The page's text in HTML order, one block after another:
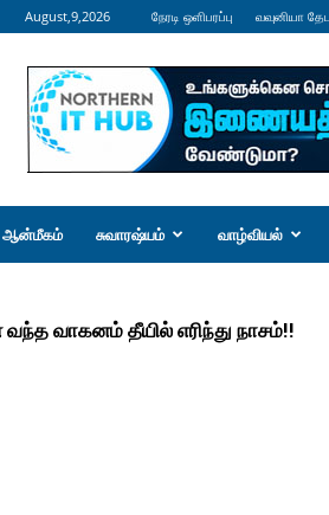
August,9,2026 நேரடி ஒளிபரப்பு வவுனியா
ஆன்மீகம் சுவாரஷ்யம் வாழ்வியல்
வந்த வாகனம் தீயில் எரிந்து நாசம்!!